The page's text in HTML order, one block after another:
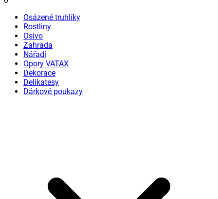
Osázené truhlíky
Rostliny
Osivo
Zahrada
Nářadí
Opory VATAX
Dekorace
Delikatesy
Dárkové poukazy